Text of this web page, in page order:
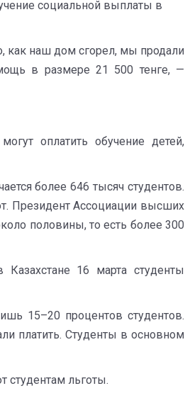
социальной выплаты в
как наш дом сгорел, мы продали
в размере 21 500 тенге, —
оплатить обучение детей,
более 646 тысяч студентов.
Президент Ассоциации высших
половины, то есть более 300
16 марта студенты
15–20 процентов студентов.
платить. Студенты в основном
студентам льготы.